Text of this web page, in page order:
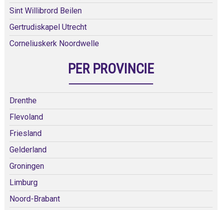
Sint Willibrord Beilen
Gertrudiskapel Utrecht
Corneliuskerk Noordwelle
PER PROVINCIE
Drenthe
Flevoland
Friesland
Gelderland
Groningen
Limburg
Noord-Brabant